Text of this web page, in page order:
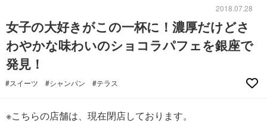
2018.07.28
女子の大好きがこの一杯に！濃厚だけどさ
わやかな味わいのショコラパフェを銀座で
発見！
#スイーツ #シャンパン #テラス
※こちらの店舗は、現在閉店しております。